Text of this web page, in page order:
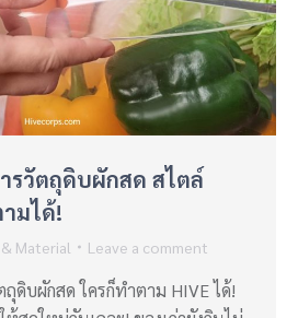
รวัตถุดิบผักสด สไตล์
ามได้!
Material Leave a comment
ถุดิบผักสด ใครก็ทำตาม HIVE ได้!